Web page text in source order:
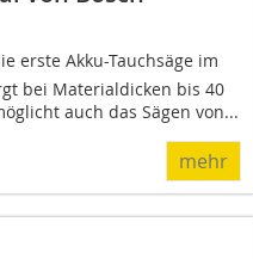
erste Akku-Tauchsäge im
bei Materialdicken bis 40
auch das Sägen von...
mehr